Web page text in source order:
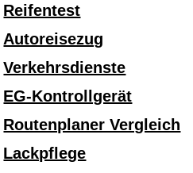
Reifentest
Autoreisezug
Verkehrsdienste
EG-Kontrollgerät
Routenplaner Vergleich
Lackpflege